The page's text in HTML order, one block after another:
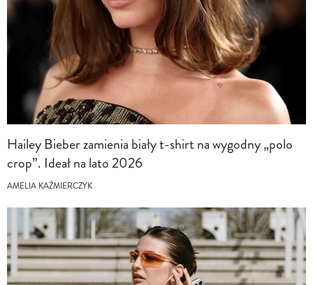
Hailey Bieber zamienia biały t-shirt na wygodny „polo
crop”. Ideał na lato 2026
AMELIA KAŹMIERCZYK